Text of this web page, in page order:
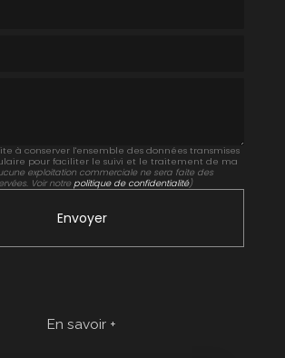
à conserver l'ensemble des données transmises
pour faciliter le suivi et le traitement de ma
exploitation commerciale ne sera faite des
Voir notrepolitique de confidentialité)
En savoir +